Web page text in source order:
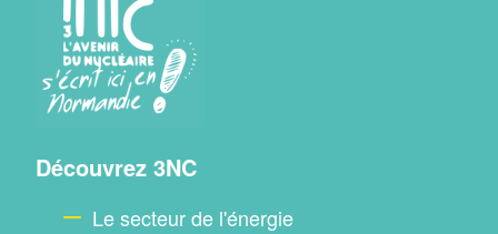
Menu
Découvrez 3NC
Le secteur de l'énergie